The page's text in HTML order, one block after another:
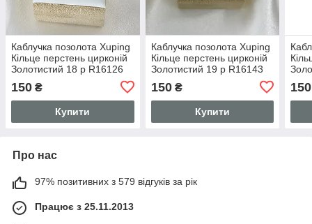
Каблучка позолота Xuping
Кільце перстень цирконій
Золотистий 18 р R16126
150 ₴
Купити
Каблучка позолота Xuping
Кільце перстень цирконій
Золотистий 19 р R16143
150₴
Купити
150
Про нас
97% позитивних з 579 відгуків за рік
Працює з 25.11.2013